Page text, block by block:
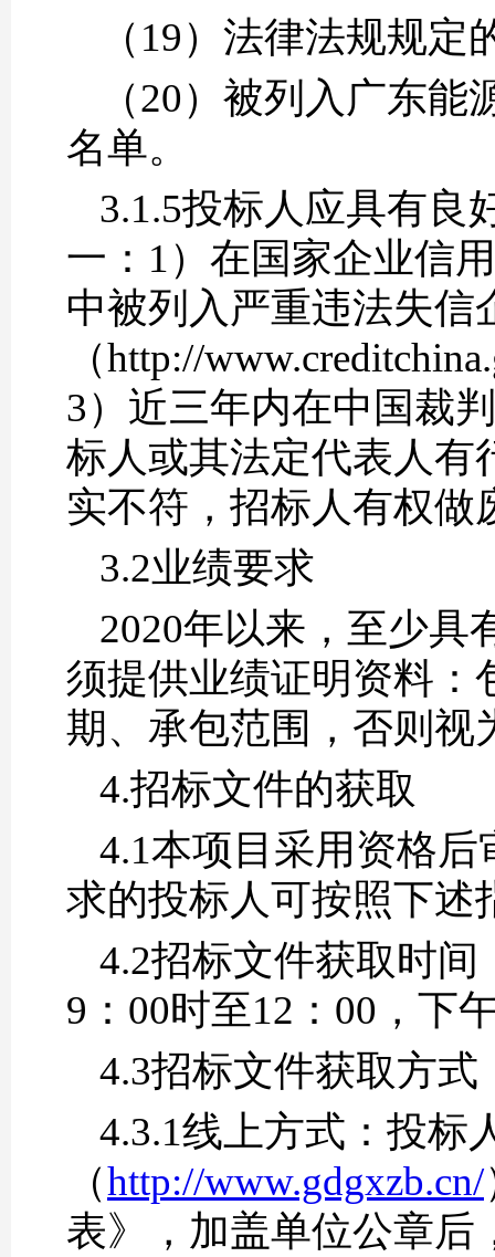
（19）法律法规规
（20）被列入广东
名单。
3.1.5投标人应具有良
一：1）在国家企业信
中被列入严重违法失信
（http://
3）近三年内在中国裁
标人或其法定代表人有
实不符，招标人有权做
3.2业绩要求
2020年以来，至少具
须提供业绩证明资料：
期、承包范围，否则视
4.招标文件的获取
4.1本项目采用资格后
求的投标人可按照下述
4.2招标文件获取时间
9：00时至12：00，下
4.3招标文件获取方式
4.3.1线上方式：投标
（http://www.gdgxzb.cn/
表》，加盖单位公章后